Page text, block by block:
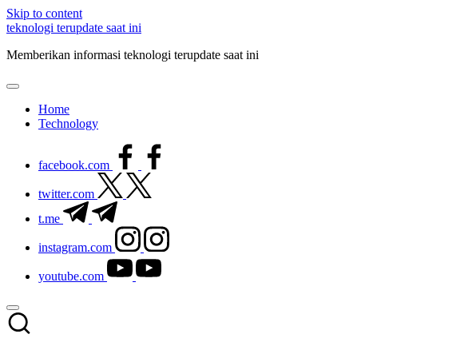
Skip to content
teknologi terupdate saat ini
Memberikan informasi teknologi terupdate saat ini
Home
Technology
facebook.com
twitter.com
t.me
instagram.com
youtube.com